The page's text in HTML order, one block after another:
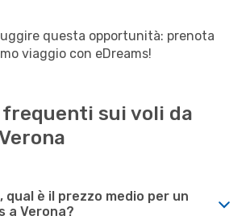
questa opportunità: prenota
viaggio con eDreams!
frequenti sui voli da
qual è il prezzo medio per un
a Verona?